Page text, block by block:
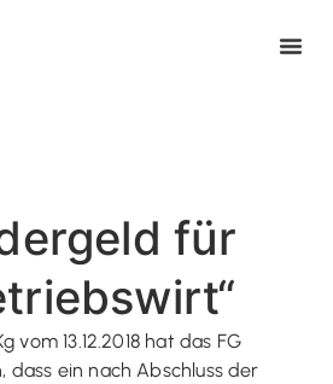
für
vom 13.12.2018 hat das FG
dass ein nach Abschluss der